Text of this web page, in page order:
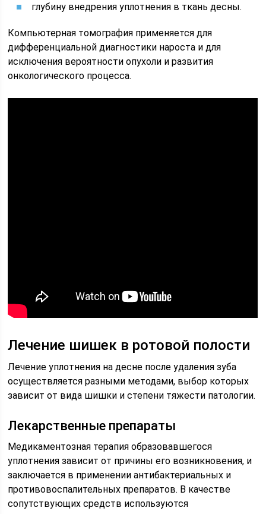
глубину внедрения уплотнения в ткань десны.
Компьютерная томография применяется для
дифференциальной диагностики нароста и для
исключения вероятности опухоли и развития
онкологического процесса.
Лечение шишек в ротовой полости
Лечение уплотнения на десне после удаления зуба
осуществляется разными методами, выбор которых
зависит от вида шишки и степени тяжести патологии.
Лекарственные препараты
Медикаментозная терапия образовавшегося
уплотнения зависит от причины его возникновения, и
заключается в применении антибактериальных и
противовоспалительных препаратов. В качестве
сопутствующих средств используются